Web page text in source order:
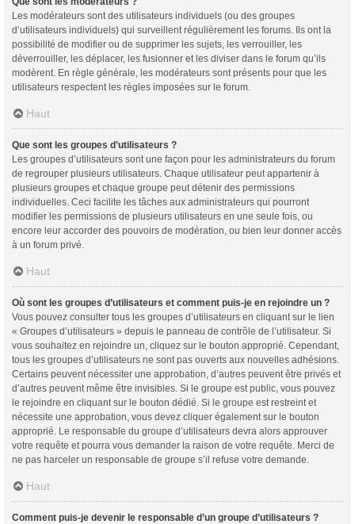
Les modérateurs sont des utilisateurs individuels (ou des groupes
d’utilisateurs individuels) qui surveillent régulièrement les forums. Ils ont la
possibilité de modifier ou de supprimer les sujets, les verrouiller, les
déverrouiller, les déplacer, les fusionner et les diviser dans le forum qu’ils
modèrent. En règle générale, les modérateurs sont présents pour que les
utilisateurs respectent les règles imposées sur le forum.
Haut
Que sont les groupes d’utilisateurs ?
Les groupes d’utilisateurs sont une façon pour les administrateurs du forum
de regrouper plusieurs utilisateurs. Chaque utilisateur peut appartenir à
plusieurs groupes et chaque groupe peut détenir des permissions
individuelles. Ceci facilite les tâches aux administrateurs qui pourront
modifier les permissions de plusieurs utilisateurs en une seule fois, ou
encore leur accorder des pouvoirs de modération, ou bien leur donner accès
à un forum privé.
Haut
Où sont les groupes d’utilisateurs et comment puis-je en rejoindre un ?
Vous pouvez consulter tous les groupes d’utilisateurs en cliquant sur le lien
« Groupes d’utilisateurs » depuis le panneau de contrôle de l’utilisateur. Si
vous souhaitez en rejoindre un, cliquez sur le bouton approprié. Cependant,
tous les groupes d’utilisateurs ne sont pas ouverts aux nouvelles adhésions.
Certains peuvent nécessiter une approbation, d’autres peuvent être privés et
d’autres peuvent même être invisibles. Si le groupe est public, vous pouvez
le rejoindre en cliquant sur le bouton dédié. Si le groupe est restreint et
nécessite une approbation, vous devez cliquer également sur le bouton
approprié. Le responsable du groupe d’utilisateurs devra alors approuver
votre requête et pourra vous demander la raison de votre requête. Merci de
ne pas harceler un responsable de groupe s’il refuse votre demande.
Haut
Comment puis-je devenir le responsable d’un groupe d’utilisateurs ?